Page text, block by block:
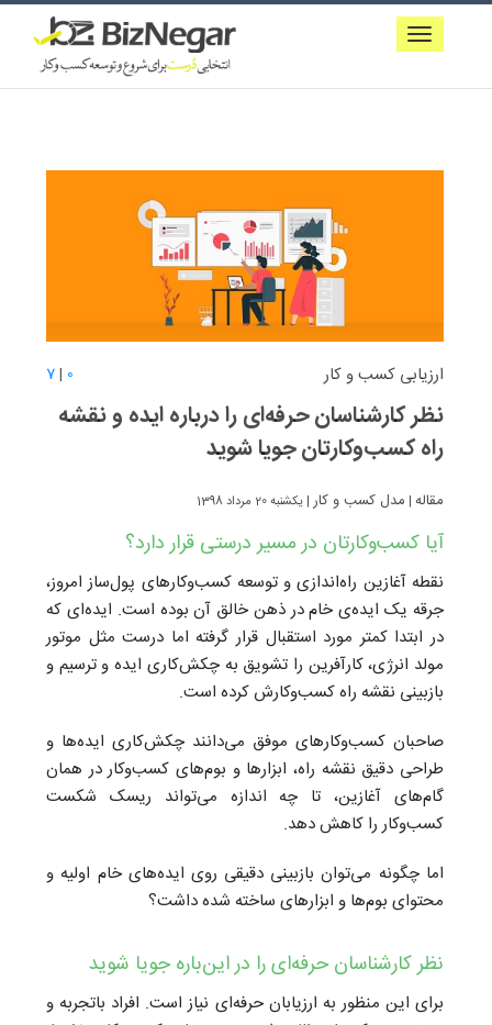
ارزیابی کسب و کار 7| 0
نظر کارشناسان حرفه‌ای را درباره ایده و نقشه
راه کسب‌و‌کارتان جویا شوید
مقاله | مدل کسب و کار | یکشنبه 20 مرداد 1398
آیا کسب‌وکارتان در مسیر درستی قرار دارد؟
نقطه آغازین راه‌اندازی و توسعه کسب‌و‌کارهای پول‌ساز امروز،
جرقه یک ایده‌ی خام در ذهن خالق آن بوده است. ایده‌ای که
در ابتدا کمتر مورد استقبال قرار گرفته اما درست مثل موتور
مولد انرژی، کارآفرین را تشویق به چکش‌کاری ایده و ترسیم و
بازبینی نقشه راه کسب‌و‌کارش کرده است.
صاحبان کسب‌و‌کارهای موفق می‌دانند چکش‌کاری ایده‌ها و
طراحی دقیق نقشه راه، ابزارها و بوم‌های کسب‌و‌کار در همان
گام‌های آغازین، تا چه اندازه می‌تواند ریسک شکست
کسب‌و‌کار را کاهش دهد.
اما چگونه می‌توان بازبینی دقیقی روی ایده‌های خام اولیه و
محتوای بوم‌ها و ابزارهای ساخته شده داشت؟
نظر کارشناسان حرفه‌ای را در این‌باره جویا شوید
برای این منظور به ارزیابان حرفه‌ای نیاز است. افراد باتجربه و